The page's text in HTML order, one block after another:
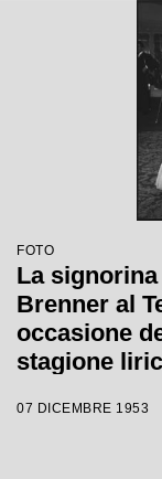
FOTO
La
Brenner al
occasione
stagione
Carlo Maria
Tatiana
07 DICEMBRE 1953